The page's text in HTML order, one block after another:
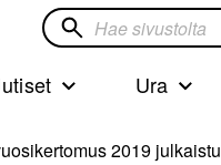
Hae
Ura
2019 julkaistu